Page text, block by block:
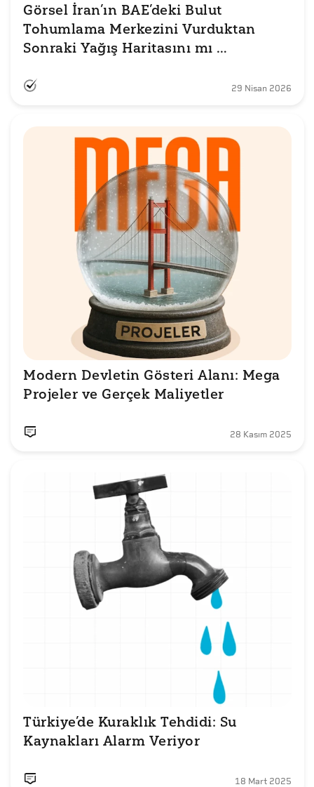
Görsel İran’ın BAE’deki Bulut
Tohumlama Merkezini Vurduktan
Sonraki Yağış Haritasını mı
29 Nisan 2026
Modern Devletin Gösteri Alanı: Mega
Projeler ve Gerçek Maliyetler
28 Kasım 2025
Türkiye’de Kuraklık Tehdidi: Su
Kaynakları Alarm Veriyor
18 Mart 2025